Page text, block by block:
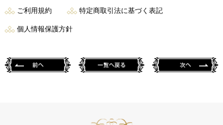
ご利用規約 特定商取引法に基づく表記
個人情報保護方針